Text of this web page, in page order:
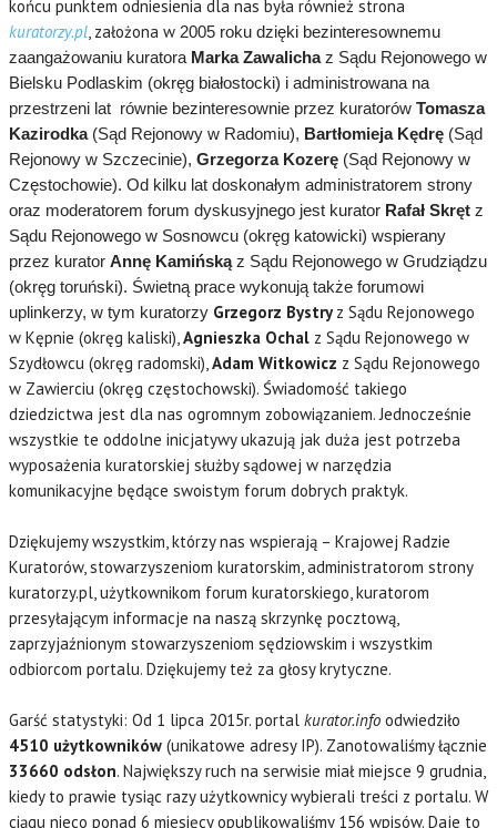
końcu punktem odniesienia dla nas była również strona
kuratorzy.pl , założona w 2005 roku dzięki bezinteresownemu
zaangażowaniu kuratora Marka Zawalichaz Sądu Rejonowego w
Bielsku Podlaskim (okręg białostocki) i administrowana na
przestrzeni lat równie bezinteresownie przez kuratorów Tomasza
Kazirodka(Sąd Rejonowy w Radomiu), Bartłomieja Kędrę (Sąd
Rejonowy w Szczecinie), Grzegorza Kozerę (Sąd Rejonowy w
Częstochowie). Od kilku lat doskonałym administratorem strony
oraz moderatorem forum dyskusyjnego jest kurator Rafał Skręt z
Sądu Rejonowego w Sosnowcu (okręg katowicki) wspierany
przez kurator Annę Kamińskąz Sądu Rejonowego w Grudziądzu
(okręg toruński). Świetną prace wykonują także forumowi
uplinkerzy, w tym kuratorzy Grzegorz Bystryz Sądu Rejonowego
w Kępnie (okręg kaliski), Agnieszka Ochal z Sądu Rejonowego w
Szydłowcu (okręg radomski), Adam Witkowicz z Sądu Rejonowego
w Zawierciu (okręg częstochowski). Świadomość takiego
dziedzictwa jest dla nas ogromnym zobowiązaniem. Jednocześnie
wszystkie te oddolne inicjatywy ukazują jak duża jest potrzeba
wyposażenia kuratorskiej służby sądowej w narzędzia
komunikacyjne będące swoistym forum dobrych praktyk.
Dziękujemy wszystkim, którzy nas wspierają – Krajowej Radzie
Kuratorów, stowarzyszeniom kuratorskim, administratorom strony
kuratorzy.pl, użytkownikom forum kuratorskiego, kuratorom
przesyłającym informacje na naszą skrzynkę pocztową,
zaprzyjaźnionym stowarzyszeniom sędziowskim i wszystkim
odbiorcom portalu. Dziękujemy też za głosy krytyczne.
Garść statystyki: Od 1 lipca 2015r. portal kurator.info odwiedziło
4510 użytkowników (unikatowe adresy IP). Zanotowaliśmy łącznie
33660 odsłon. Największy ruch na serwisie miał miejsce 9 grudnia,
kiedy to prawie tysiąc razy użytkownicy wybierali treści z portalu. W
ciągu nieco ponad 6 miesięcy opublikowaliśmy 156 wpisów. Daje to